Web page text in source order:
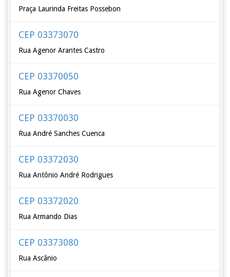
Praça Laurinda Freitas Possebon
CEP 03373070
Rua Agenor Arantes Castro
CEP 03370050
Rua Agenor Chaves
CEP 03370030
Rua André Sanches Cuenca
CEP 03372030
Rua Antônio André Rodrigues
CEP 03372020
Rua Armando Dias
CEP 03373080
Rua Ascânio